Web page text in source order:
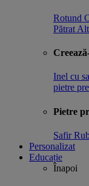
Rotund
Pătrat
Inel cu
pietre
Pietre
Safir
Personalizat
Educație
Înapoi